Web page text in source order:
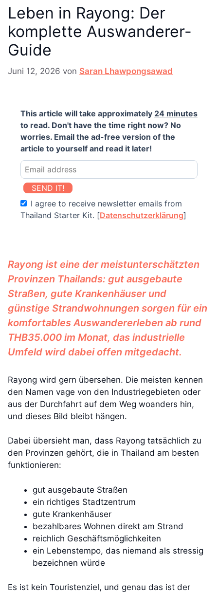
Leben in Rayong: Der
komplette Auswanderer-
Guide
Juni 12, 2026 von Saran Lhawpongsawad
This article will take approximately 24 minutes
to read. Don't have the time right now? No
worries. Email the ad-free version of the
article to yourself and read it later!
SEND IT!
I agree to receive newsletter emails from
Thailand Starter Kit. [Datenschutzerklärung]
Rayong ist eine der meistunterschätzten
Provinzen Thailands: gut ausgebaute
Straßen, gute Krankenhäuser und
günstige Strandwohnungen sorgen für ein
komfortables Auswandererleben ab rund
THB35.000 im Monat, das industrielle
Umfeld wird dabei offen mitgedacht.
Rayong wird gern übersehen. Die meisten kennen
den Namen vage von den Industriegebieten oder
aus der Durchfahrt auf dem Weg woanders hin,
und dieses Bild bleibt hängen.
Dabei übersieht man, dass Rayong tatsächlich zu
den Provinzen gehört, die in Thailand am besten
funktionieren:
gut ausgebaute Straßen
ein richtiges Stadtzentrum
gute Krankenhäuser
bezahlbares Wohnen direkt am Strand
reichlich Geschäftsmöglichkeiten
ein Lebenstempo, das niemand als stressig
bezeichnen würde
Es ist kein Touristenziel, und genau das ist der